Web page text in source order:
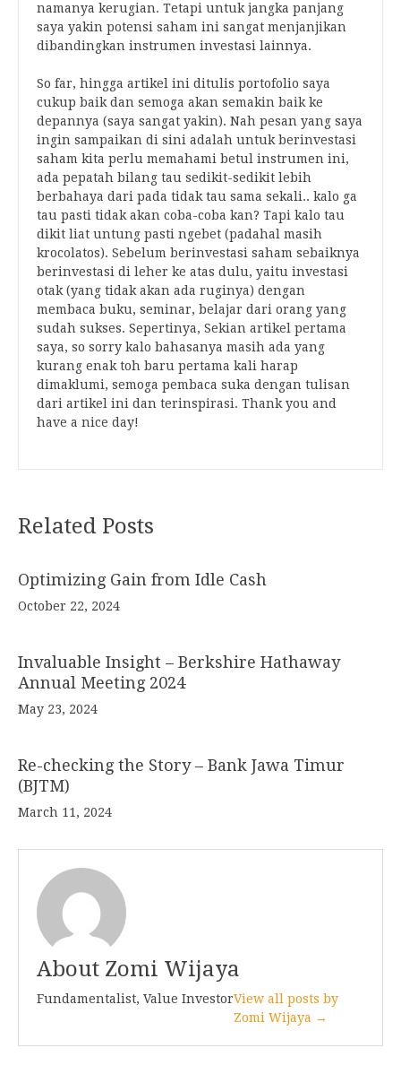
namanya kerugian. Tetapi untuk jangka panjang
saya yakin potensi saham ini sangat menjanjikan
dibandingkan instrumen investasi lainnya.
So far, hingga artikel ini ditulis portofolio saya
cukup baik dan semoga akan semakin baik ke
depannya (saya sangat yakin). Nah pesan yang saya
ingin sampaikan di sini adalah untuk berinvestasi
saham kita perlu memahami betul instrumen ini,
ada pepatah bilang tau sedikit-sedikit lebih
berbahaya dari pada tidak tau sama sekali.. kalo ga
tau pasti tidak akan coba-coba kan? Tapi kalo tau
dikit liat untung pasti ngebet (padahal masih
krocolatos). Sebelum berinvestasi saham sebaiknya
berinvestasi di leher ke atas dulu, yaitu investasi
otak (yang tidak akan ada ruginya) dengan
membaca buku, seminar, belajar dari orang yang
sudah sukses. Sepertinya, Sekian artikel pertama
saya, so sorry kalo bahasanya masih ada yang
kurang enak toh baru pertama kali harap
dimaklumi, semoga pembaca suka dengan tulisan
dari artikel ini dan terinspirasi. Thank you and
have a nice day!
Related Posts
Optimizing Gain from Idle Cash
October 22, 2024
Invaluable Insight – Berkshire Hathaway
Annual Meeting 2024
May 23, 2024
Re-checking the Story – Bank Jawa Timur
(BJTM)
March 11, 2024
About Zomi Wijaya
Fundamentalist, Value InvestorView all posts by
Zomi Wijaya →